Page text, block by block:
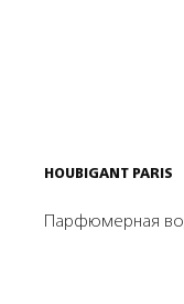
HOUBIGANT PARIS
Парфюмерная